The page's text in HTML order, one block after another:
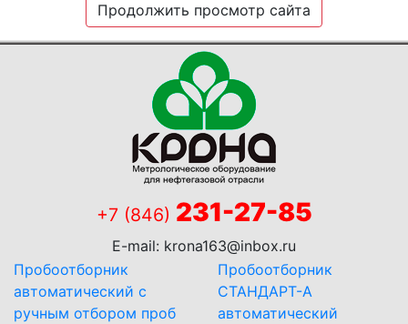
Продолжить просмотр сайта
+7 (846) 231-27-85
E-mail: krona163@inbox.ru
Пробоотборник
автоматический с
ручным отбором проб
Пробоотборник
СТАНДАРТ-А
автоматический